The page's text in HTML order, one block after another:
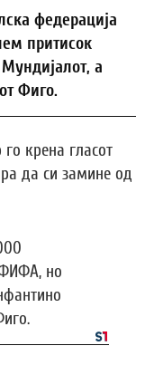
федерација
притисок
а
Фиго.
крена гласот
да си замине од
но